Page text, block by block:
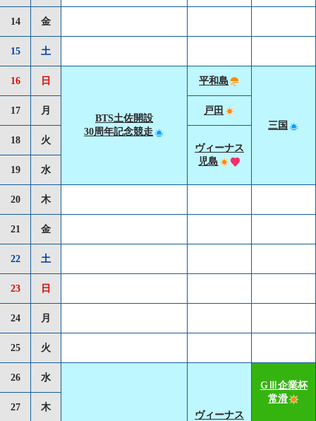
14 金
15 土
16 日
BTS土佐開設
30周年記念競走
平和島
三国
17 月 戸田
18 火
ヴィーナス
児島
19 水
20 木
21 金
22 土
23 日
24 月
25 火
26 水
ヴィーナス
GⅢ企業杯
常滑
27 木